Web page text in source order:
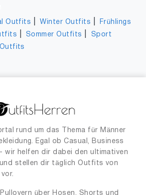
Outfits |Winter Outfits
Frühlings
Sommer Outfits
Sport
rund um das Thema für Männer
Egal ob Casual, Business
helfen dir dabei den ultimativen
stellen dir täglich Outfits von
über Hosen, Shorts und